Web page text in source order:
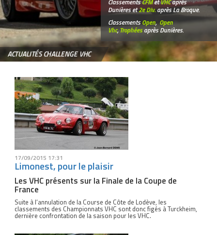
ClassementsCFMetVHCaprès
Dunières et2e Div.après La Broque.
ClassementsOpen, Open
Vhc, Trophéesaprès Dunières.
ACTUALITÉS CHALLENGE VHC
17/09/2015 17:31
Limonest, pour le plaisir
Les VHC présents sur la Finale de la Coupe de
France
Suite à l’annulation de la Course de Côte de Lodève, les
classements des Championnats VHC sont donc figés à Turckheim,
dernière confrontation de la saison pour les VHC.